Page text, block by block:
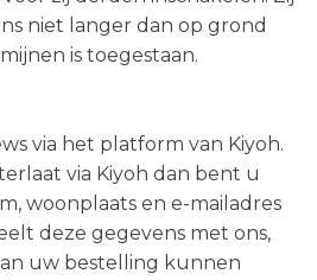
niet langer dan op grond
is toegestaan.
via het platform van Kiyoh.
via Kiyoh dan bent u
woonplaats en e-mailadres
deze gegevens met ons,
uw bestelling kunnen